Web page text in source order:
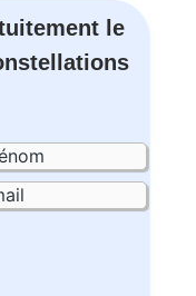
le